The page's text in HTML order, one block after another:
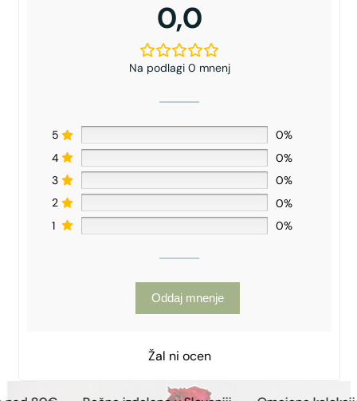
0,0
Na podlagi 0 mnenj
5
0%
4
0%
3
0%
2
0%
1
0%
Oddaj mnenje
Žal ni ocen